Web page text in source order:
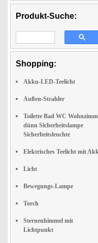
Produkt-Suche:
Shopping:
Akku-LED-Teelicht
Außen-Strahler
Toilette Bad WC
dünn Sicherheitslampe
Sicherheitsleuchte
Elektrisches Teelicht mit
Licht
Bewegungs-Lampe
Torch
Sternenhimmel mit
Lichtpunkt